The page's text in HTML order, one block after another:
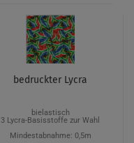
bedruckter Lycra
bielastisch
3 Lycra-Basisstoffe zur Wahl
Mindestabnahme: 0,5m